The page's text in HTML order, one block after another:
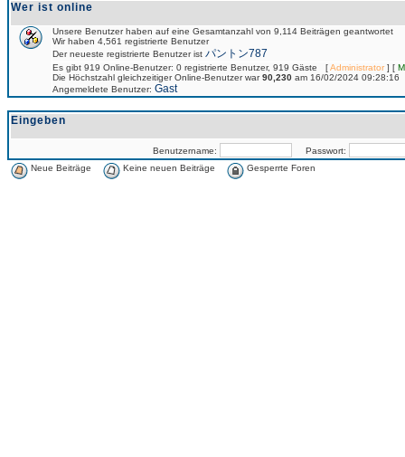
Wer ist online
Unsere Benutzer haben auf eine Gesamtanzahl von 9,114 Beiträgen geantwortet
Wir haben 4,561 registrierte Benutzer
Der neueste registrierte Benutzer ist パントン787
Es gibt 919 Online-Benutzer: 0 registrierte Benutzer, 919 Gäste [Administrator] [
Die Höchstzahl gleichzeitiger Online-Benutzer war90,230 am 16/02/2024 09:28:16
Angemeldete Benutzer: Gast
Eingeben
Benutzername:
Passwort:
Neue Beiträge
Keine neuen Beiträge Gesperrte Foren